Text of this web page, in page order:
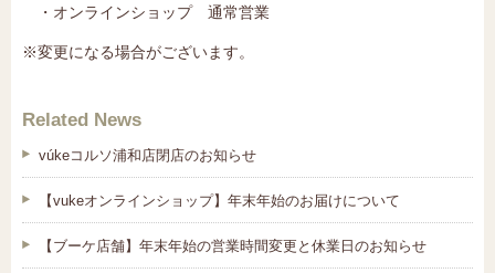
・オンラインショップ 通常営業
※変更になる場合がございます。
Related News
vúkeコルソ浦和店閉店のお知らせ
【vukeオンラインショップ】年末年始のお届けについて
【ブーケ店舗】年末年始の営業時間変更と休業日のお知らせ